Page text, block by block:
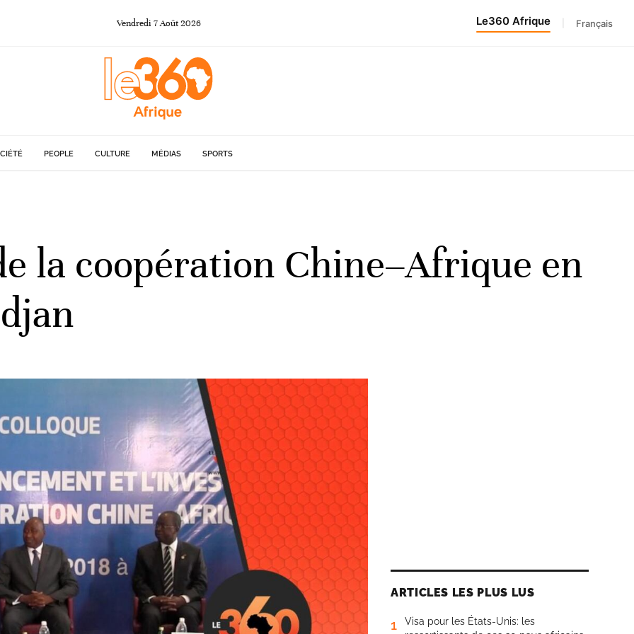
Vendredi 7Août 2026 Le360 Afrique Français
PEOPLE CULTURE MÉDIAS SPORTS
la coopération Chine–Afrique en
ARTICLES LES PLUS LUS
1
Visa pour les États-Unis: les